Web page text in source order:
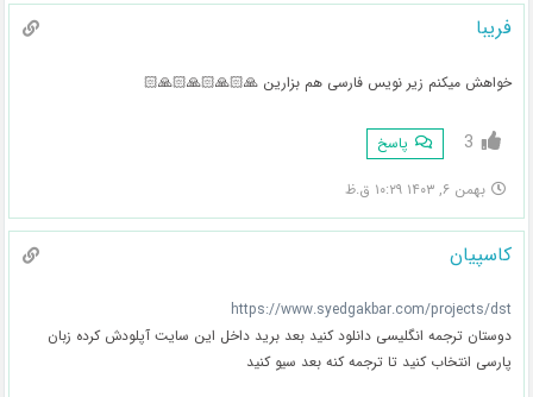
فریبا
خواهش میکنم زیر نویس فارسی هم بزارین 🙏🏻🙏🏻🙏🏻🙏🏻
3 پاسخ
بهمن ۶, ۱۴۰۳ ۱۰:۲۹ ق.ظ
کاسپیان
https://www.syedgakbar.com/projects/dst
دوستان ترجمه انگلیسی دانلود کنید بعد برید داخل این سایت آپلودش کرده زبان
پارسی انتخاب کنید تا ترجمه کنه بعد سیو کنید